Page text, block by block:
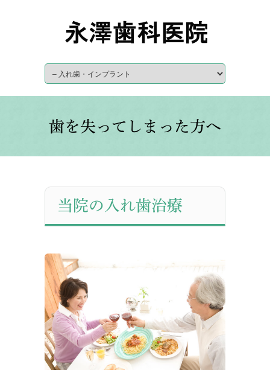
歯を失ってしまった方へ
当院の入れ歯治療